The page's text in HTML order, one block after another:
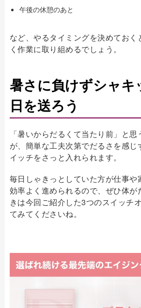
午後の休憩のあと
など、やるタイミングを決めておく
く作業に取り組めるでしょう。
暑さに負けずシャキ
日を送ろう
「暑いからだるくて当たり前」と
が、簡単な工夫次第でだるさを感じ
イッチをさっと入れられます。
毎日しゃきっとしていた方が仕事や
効率よく進められるので、ぜひ体が
きは今回ご紹介した3つのスイッチ
てみてくださいね。